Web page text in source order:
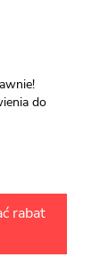
do
rabat